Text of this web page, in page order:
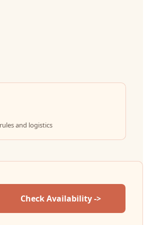
and logistics
Check Availability ->